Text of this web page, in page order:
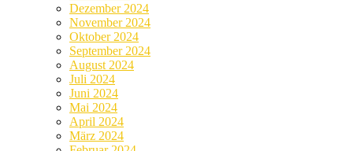
Dezember 2024
November 2024
Oktober 2024
September 2024
August 2024
Juli 2024
Juni 2024
Mai 2024
April 2024
März 2024